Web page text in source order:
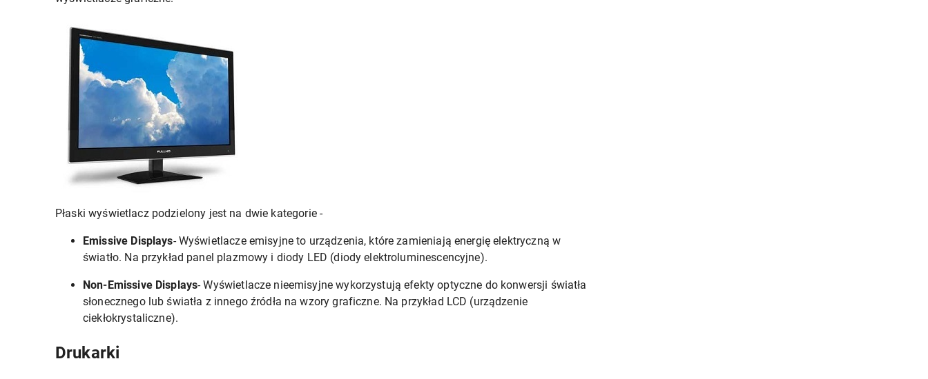
Płaski wyświetlacz podzielony jest na dwie kategorie -
Emissive Displays- Wyświetlacze emisyjne to urządzenia, które zamieniają energię elektryczną w
światło. Na przykład panel plazmowy i diody LED (diody elektroluminescencyjne).
Non-Emissive Displays- Wyświetlacze nieemisyjne wykorzystują efekty optyczne do konwersji światła
słonecznego lub światła z innego źródła na wzory graficzne. Na przykład LCD (urządzenie
ciekłokrystaliczne).
Drukarki